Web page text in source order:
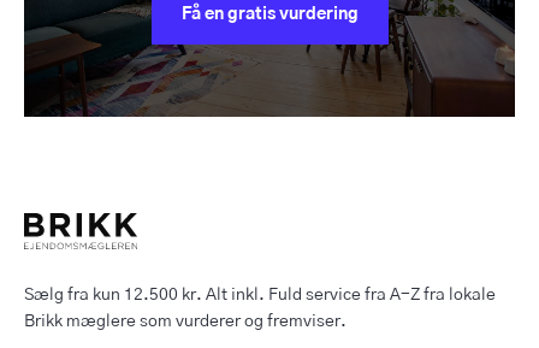
Få en gratis vurdering
Sælg fra kun 12.500 kr. Alt inkl. Fuld service fra A-Z fra lokale
Brikk mæglere som vurderer og fremviser.